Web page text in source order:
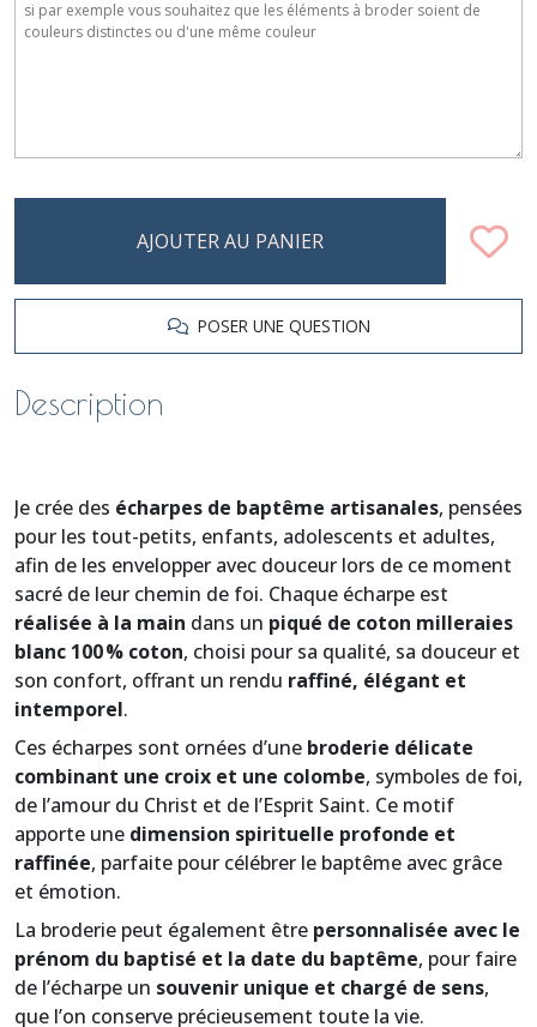
AJOUTER AU PANIER
POSER UNE QUESTION
Description
Je crée des écharpes de baptême artisanales, pensées
pour les tout-petits, enfants, adolescents et adultes,
afin de les envelopper avec douceur lors de ce moment
sacré de leur chemin de foi. Chaque écharpe est
réalisée à la main dans un piqué de coton milleraies
blanc 100 % coton, choisi pour sa qualité, sa douceur et
son confort, offrant un rendu raffiné, élégant et
intemporel.
Ces écharpes sont ornées d’une broderie délicate
combinant une croix et une colombe, symboles de foi,
de l’amour du Christ et de l’Esprit Saint. Ce motif
apporte une dimension spirituelle profonde et
raffinée, parfaite pour célébrer le baptême avec grâce
et émotion.
La broderie peut également être personnalisée avec le
prénom du baptisé et la date du baptême, pour faire
de l’écharpe un souvenir unique et chargé de sens,
que l’on conserve précieusement toute la vie.